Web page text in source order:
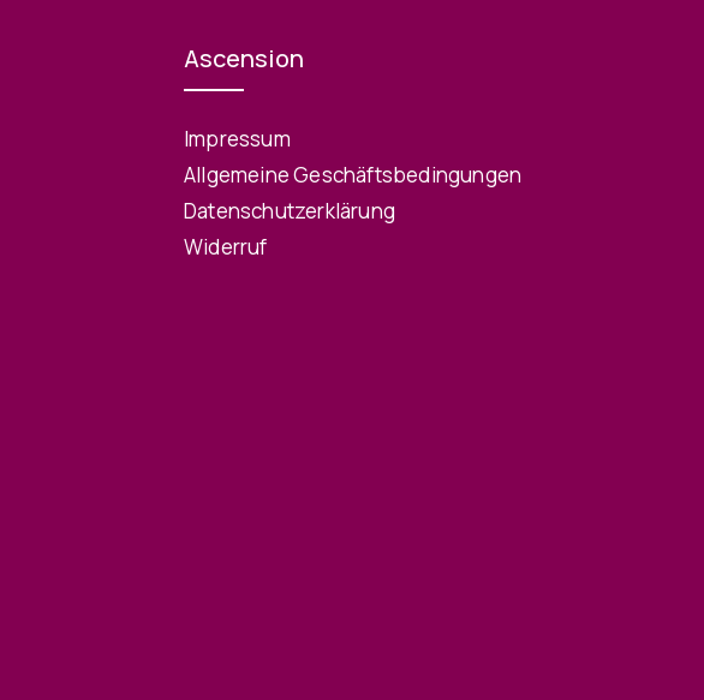
Ascension
Impressum
Allgemeine Geschäftsbedingungen
Datenschutzerklärung
Widerruf